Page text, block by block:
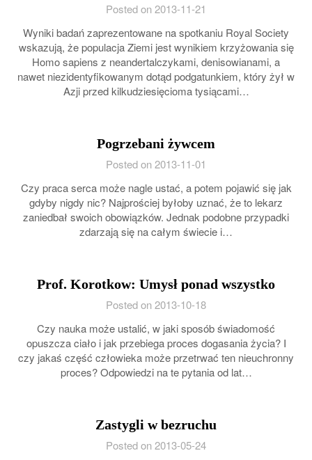
Posted on 2013-11-21
Wyniki badań zaprezentowane na spotkaniu Royal Society
wskazują, że populacja Ziemi jest wynikiem krzyżowania się
Homo sapiens z neandertalczykami, denisowianami, a
nawet niezidentyfikowanym dotąd podgatunkiem, który żył w
Azji przed kilkudziesięcioma tysiącami…
Pogrzebani żywcem
Posted on 2013-11-01
Czy praca serca może nagle ustać, a potem pojawić się jak
gdyby nigdy nic? Najprościej byłoby uznać, że to lekarz
zaniedbał swoich obowiązków. Jednak podobne przypadki
zdarzają się na całym świecie i…
Prof. Korotkow: Umysł ponad wszystko
Posted on 2013-10-18
Czy nauka może ustalić, w jaki sposób świadomość
opuszcza ciało i jak przebiega proces dogasania życia? I
czy jakaś część człowieka może przetrwać ten nieuchronny
proces? Odpowiedzi na te pytania od lat…
Zastygli w bezruchu
Posted on 2013-05-24